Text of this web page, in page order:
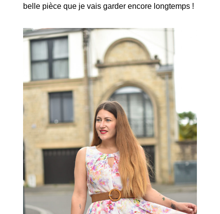
belle pièce que je vais garder encore longtemps !